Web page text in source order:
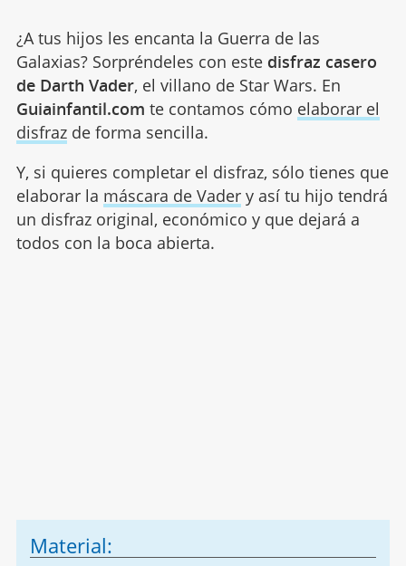
¿A tus hijos les encanta la Guerra de las
Galaxias? Sorpréndeles con este disfraz casero
de Darth Vader, el villano de Star Wars. En
Guiainfantil.com te contamos cómo elaborar el
disfrazde forma sencilla.
Y, si quieres completar el disfraz, sólo tienes que
elaborar la máscara de Vadery así tu hijo tendrá
un disfraz original, económico y que dejará a
todos con la boca abierta.
Material: